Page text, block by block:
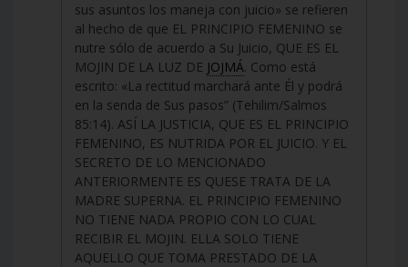
sus asuntos los maneja con juicio» se refieren
al hecho de que EL PRINCIPIO FEMENINO se
nutre sólo de acuerdo a Su Juicio, QUE ES EL
MOJIN DE LA LUZ DE JOJMÁ. Como está
escrito: «La rectitud marchará ante Él y podrá
en la senda de Sus pasos” (Tehilim/Salmos
85:14). ASÍ LA JUSTICIA, QUE ES EL PRINCIPIO
FEMENINO, ES NUTRIDA POR EL JUICIO. Y EL
SECRETO DE LO MENCIONADO
ANTERIORMENTE ES QUESE TRATA DE LA
MADRE SUPERNA. EL PRINCIPIO FEMENINO
NO TIENE NADA PROPIO CON LO CUAL
RECIBIR EL MOJIN. ELLA SOLO TIENE
AQUELLO QUE TOMA PRESTADO DE LA